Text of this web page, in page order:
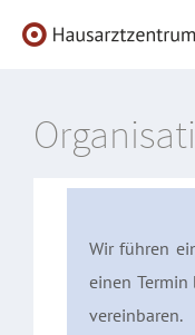
Wir führen
einen
vereinbaren.